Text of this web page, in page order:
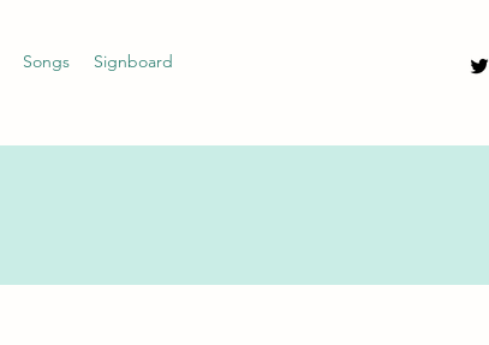
Songs Signboard